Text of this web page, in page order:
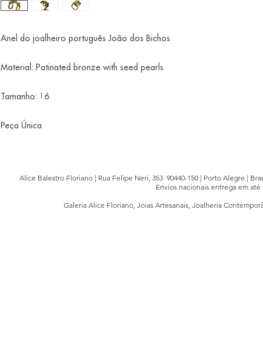
Anel do joalheiro português João dos Bichos
Material: Patinated bronze with seed pearls
Tamanho: 16
Peça Única
Alice Balestro Floriano | Rua Felipe Neri, 353 90440-150 | Porto Alegre |
Envios nacionais entrega em
Galeria Alice Floriano, Joias Artesanais, Joalheria